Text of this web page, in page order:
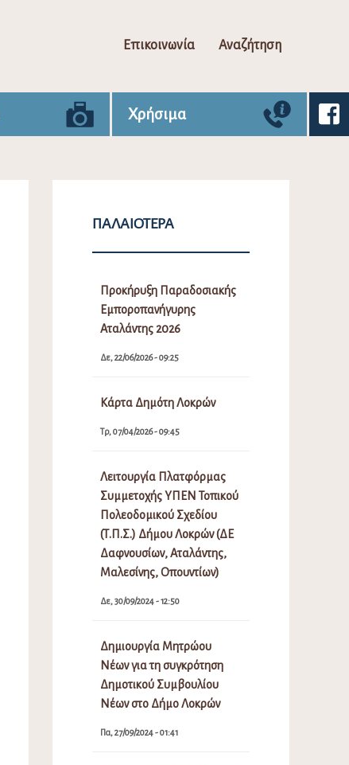
Επικοινωνία Αναζήτηση
Χρήσιμα
ΠΑΛΑΙΌΤΕΡΑ
Προκήρυξη Παραδοσιακής
Εμποροπανήγυρης
Αταλάντης 2026
Δε, 22/06/2026 - 09:25
Κάρτα Δημότη Λοκρών
Τρ, 07/04/2026 - 09:45
Λειτουργία Πλατφόρμας
Συμμετοχής ΥΠΕΝ Τοπικού
Πολεοδομικού Σχεδίου
(Τ.Π.Σ.) Δήμου Λοκρών (ΔΕ
Δαφνουσίων, Αταλάντης,
Μαλεσίνης, Οπουντίων)
Δε, 30/09/2024 - 12:50
Δημιουργία Μητρώου
Νέων για τη συγκρότηση
Δημοτικού Συμβουλίου
Νέων στο Δήμο Λοκρών
Πα, 27/09/2024 - 01:41